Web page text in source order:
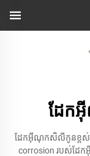
ដែក
ដែកអ៊ីណុកសិលីកូនខ្ពស់ គឺ
corrosion របស់ដែ